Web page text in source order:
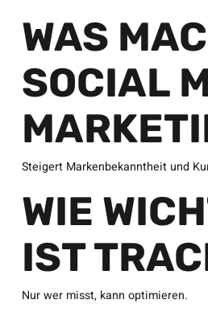
WAS
SOCIAL
Steigert Markenbekanntheit und
WIE
IST
Nur wer misst, kann optimieren.